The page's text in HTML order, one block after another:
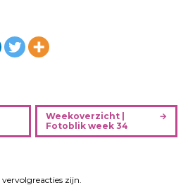
Weekoverzicht |
Fotoblik week 34
zijn.